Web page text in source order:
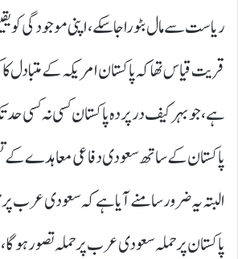
ریاست سے مال بٹورا جاسکے ،اپنی موجودگی کو
قریت قیاس تھا کہ پاکستان امریکہ کے متبادل کا
ہے،جو بہرکیف درپردہ پاکستان کسی نہ کسی
پاکستان کے ساتھ سعودی دفاعی معاہدے کے
البتہ یہ ضرور سامنے آیا ہے کہ سعودی عرب پر
پاکستان پر حملہ سعودی عرب پر حملہ تصور